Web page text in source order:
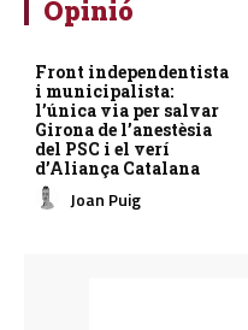
Opinió
Front independentista
i municipalista:
l’única via per salvar
Girona de l’anestèsia
del PSC i el verí
d’Aliança Catalana
Joan Puig